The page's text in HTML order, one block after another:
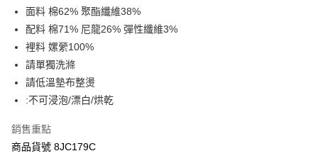
AFTEE先享後付
相關說明
【關於「AFTEE先享後付」】
AFTEE先享後付是「在收到商品之後才付款」的支付方式。 讓您購物簡單
便利好安心！
１．簡單：不需註冊會員、不需綁卡、不需儲值。
３．安心：先確認商品／服務後，再付款。
【「AFTEE先享後付」結帳流程】
１．於結帳方式選擇「AFTEE先享後付」後，將跳轉至「AFTEE先享後付」
結帳頁面，進行簡訊認證並確認金額後，即可完成結帳。
ATM付款
運送方式
每筆NT$120，滿NT$3,000(含以上)免運費
面料 棉62% 聚酯纖維38%
配料 棉71% 尼龍26% 彈性纖維3%
裡料 嫘縈100%
請單獨洗滌
請低溫墊布整燙
:不可浸泡/漂白/烘乾
銷售重點
商品貨號 8JC179C